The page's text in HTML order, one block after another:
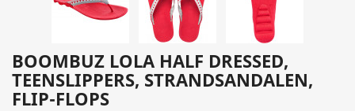
BOOMBUZ LOLA HALF DRESSED,
TEENSLIPPERS, STRANDSANDALEN,
FLIP-FLOPS